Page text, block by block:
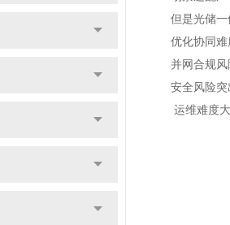
但是光储
优化协同
并网合规
安全风险
运维难度